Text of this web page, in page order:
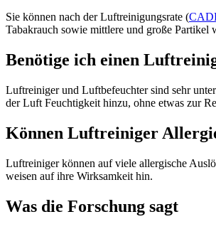
Sie können nach der Luftreinigungsrate (
Tabakrauch sowie mittlere und große Partikel
Benötige ich einen
Luftreiniger und Luftbefeuchter sind sehr
der Luft Feuchtigkeit hinzu, ohne etwas zur
Können Luftreiniger
Luftreiniger können auf viele allergische
weisen auf ihre Wirksamkeit hin.
Was die Forschung sagt